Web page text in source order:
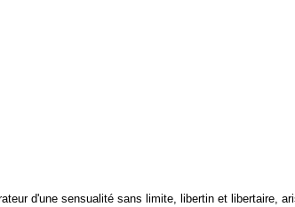
d'une sensualité sans limite, libertin et libertaire,